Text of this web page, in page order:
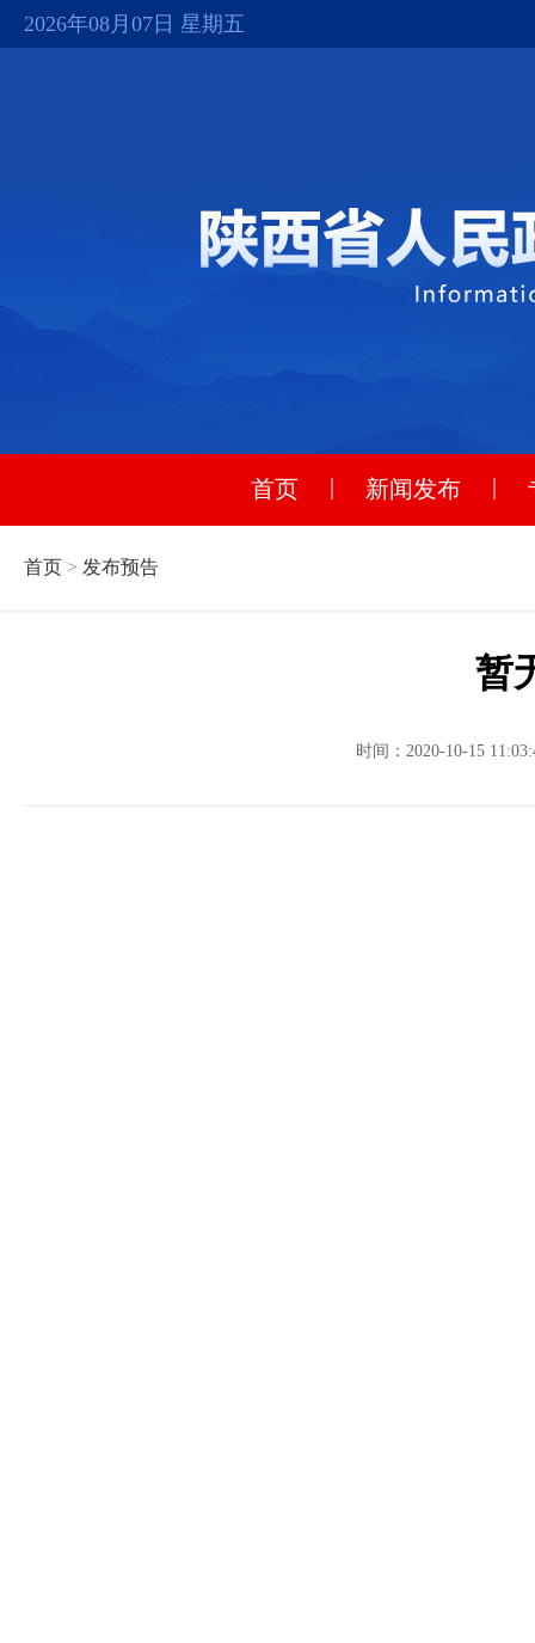
2026年08月07日 星期五
首页 | 新闻发布 |
首页 > 发布预告
暂
时间：2020-10-15